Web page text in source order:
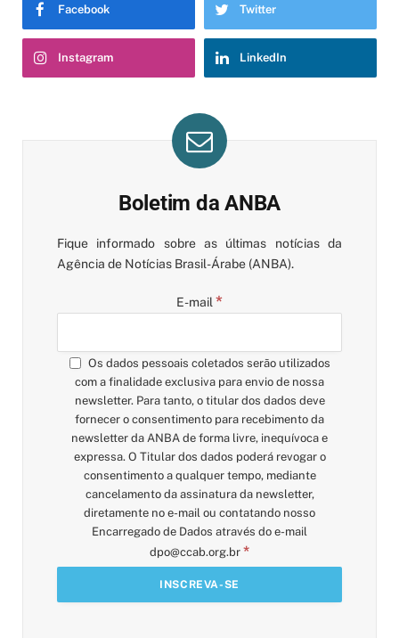
Facebook Twitter
Instagram LinkedIn
Boletim da ANBA
Fique informado sobre as últimas notícias da
Agência de Notícias Brasil-Árabe (ANBA).
E-mail *
Os dados pessoais coletados serão utilizados
com a finalidade exclusiva para envio de nossa
newsletter. Para tanto, o titular dos dados deve
fornecer o consentimento para recebimento da
newsletter da ANBA de forma livre, inequívoca e
expressa. O Titular dos dados poderá revogar o
consentimento a qualquer tempo, mediante
cancelamento da assinatura da newsletter,
diretamente no e-mail ou contatando nosso
Encarregado de Dados através do e-mail
dpo@ccab.org.br *